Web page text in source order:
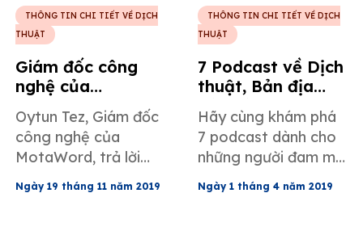
THÔNG TIN CHI TIẾT VỀ DỊCH
THUẬT
Giám đốc công
nghệ của
MotaWord, Oytun
Tez, trả lời các
câu hỏi mà các
biên tập viên của
MotaWord đặt ra
Oytun Tez, Giám đốc
công nghệ của
MotaWord, trả lời
các câu hỏi của
người hiệu đính về
Ngày 19 tháng 11 năm 2019
THÔNG TIN CHI TIẾT VỀ DỊCH
THUẬT
7 Podcast về Dịch
thuật, Bản địa
hóa và Phiên dịch
đáng để bạn nghe
thử
Hãy cùng khám phá
7 podcast dành cho
những người đam mê
dịch thuật và bản địa
hóa, được lựa chọn
Ngày 1 tháng 4 năm 2019